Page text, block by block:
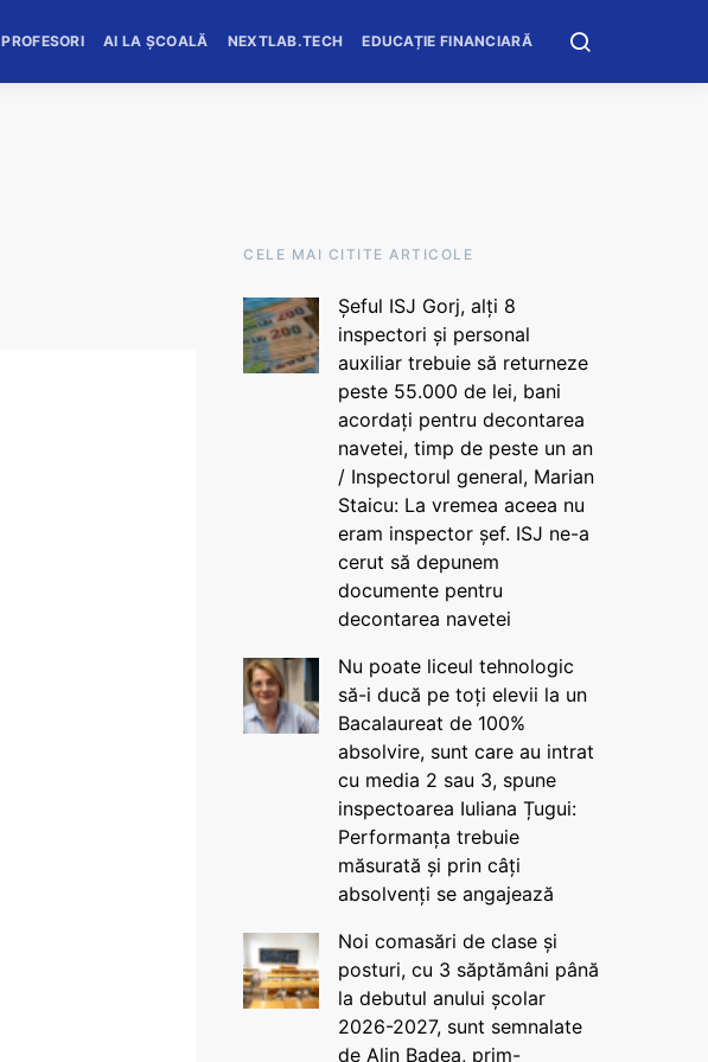
PROFESORI AI LA ȘCOALĂ NEXTLAB.TECH EDUCAȚIE FINANCIARĂ
CELE MAI CITITE ARTICOLE
Șeful ISJ Gorj, alți 8
inspectori și personal
auxiliar trebuie să returneze
peste 55.000 de lei, bani
acordați pentru decontarea
navetei, timp de peste un an
/ Inspectorul general, Marian
Staicu: La vremea aceea nu
eram inspector șef. ISJ ne-a
cerut să depunem
documente pentru
decontarea navetei
Nu poate liceul tehnologic
să-i ducă pe toți elevii la un
Bacalaureat de 100%
absolvire, sunt care au intrat
cu media 2 sau 3, spune
inspectoarea Iuliana Țugui:
Performanța trebuie
măsurată și prin câți
absolvenți se angajează
Noi comasări de clase și
posturi, cu 3 săptămâni până
la debutul anului școlar
2026-2027, sunt semnalate
de Alin Badea, prim-